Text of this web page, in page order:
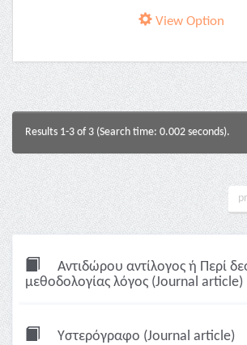
View Option
Results 1-3 of 3 (Search time: 0.002 seconds).
Αντιδώρου αντίλογος ή Περί
μεθοδολογίας λόγος (Journal article)
Υστερόγραφο (Journal article)